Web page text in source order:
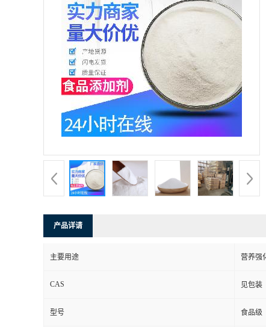
产品详请
主要用途 营养强
CAS 见包装
型号 食品级